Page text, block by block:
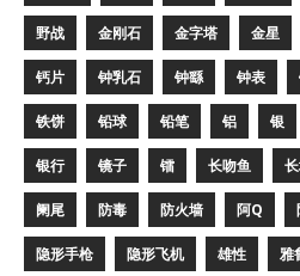
野战 金刚石 金字塔 金星
钙片 钟乳石 钟繇 钟表
铁饼 铅球 铅笔 铝 银
银行 镜子 镭 长吻鱼
阑尾 防毒 防火墙 阿Q
隐形手枪 隐形飞机 雄性 雅